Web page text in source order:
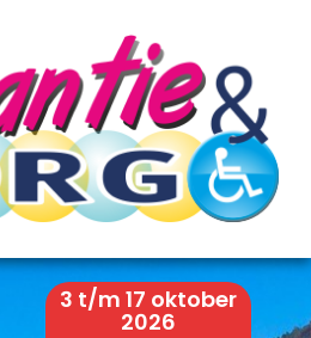
3 t/m 17 oktober
2026